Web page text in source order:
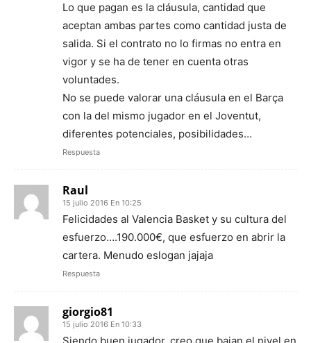
Lo que pagan es la cláusula, cantidad que
aceptan ambas partes como cantidad justa de
salida. Si el contrato no lo firmas no entra en
vigor y se ha de tener en cuenta otras
voluntades.
No se puede valorar una cláusula en el Barça
con la del mismo jugador en el Joventut,
diferentes potenciales, posibilidades…
Respuesta
Raul
15 julio 2016 En 10:25
Felicidades al Valencia Basket y su cultura del
esfuerzo….190.000€, que esfuerzo en abrir la
cartera. Menudo eslogan jajaja
Respuesta
giorgio81
15 julio 2016 En 10:33